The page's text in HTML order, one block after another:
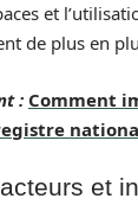
et
de plus en
: Comment
et